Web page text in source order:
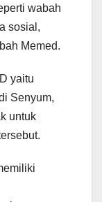
wabah
sosial,
Memed.
yaitu
Senyum,
untuk